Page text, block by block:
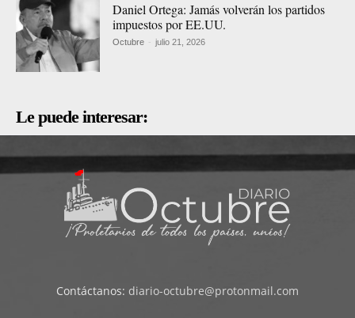
Daniel Ortega: Jamás volverán los partidos
impuestos por EE.UU.
Octubre - julio 21, 2026
Le puede interesar:
Contáctanos: diario-octubre@protonmail.com